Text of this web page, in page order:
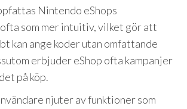
Nintendo eShops
som mer intuitiv, vilket gör att
kan ange koder utan omfattande
erbjuder eShop ofta kampanjer
på köp.
njuter av funktioner som